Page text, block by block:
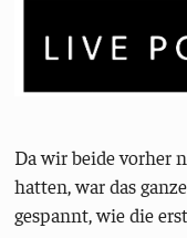
Da wir beide vorher
hatten, war das
gespannt, wie die